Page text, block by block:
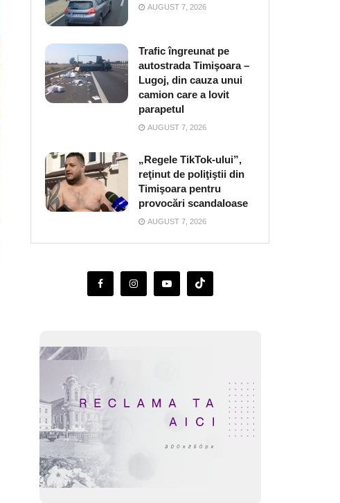
AUGUST 7, 2026
Trafic îngreunat pe
autostrada Timişoara –
Lugoj, din cauza unui
camion care a lovit
parapetul
AUGUST 7, 2026
„Regele TikTok-ului”,
reţinut de poliţiştii din
Timişoara pentru
provocări scandaloase
AUGUST 7, 2026